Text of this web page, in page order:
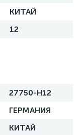
КИТАЙ
12
27750-H12
ГЕРМАНИЯ
КИТАЙ